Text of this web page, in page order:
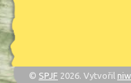
© SPJF 2026. Vytvořil